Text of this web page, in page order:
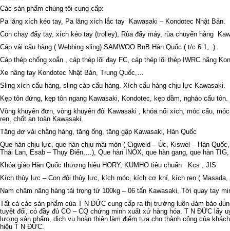
Các sản phẩm chúng tôi cung cấp:
Pa lăng xích kéo tay, Pa lăng xích lắc tay Kawasaki – Kondotec Nhật Bản.
Con chạy đẩy tay, xích kéo tay (trolley), Rùa đẩy máy, rùa chuyển hàng
Cáp vải cẩu hàng ( Webbing sling) SAMWOO BnB Hàn Quốc ( t/c 6:1,..).
Cáp thép chống xoắn , cáp thép lõi đay FC, cáp thép lõi thép IWRC hãng
Xe nâng tay Kondotec Nhật Bản, Trung Quốc,…
Sling xích cẩu hàng, sling cáp cẩu hàng. Xích cẩu hàng chịu lực Kawasaki.
Kẹp tôn đứng, kẹp tôn ngang Kawasaki, Kondotec, kẹp dầm, ngháo cẩu tôn.
Vòng khuyên đơn, vòng khuyên đôi Kawasaki , khóa nối xích, móc cẩu,
ren, chốt an toàn Kawasaki.
Tăng đơ vải chằng hàng, tăng ống, tăng gập Kawasaki, Hàn Quốc
Que hàn chịu lực, que hàn chịu mài mòn ( Cigweld – Úc, Kiswel – Hàn
Thái Lan, Esab – Thụy Điển,…), Que hàn INOX, que hàn gang, que hàn
Khóa giáo Hàn Quốc thương hiệu HORY, KUMHO tiêu chuẩn
Kcs , JIS
Kích thủy lực – Con đội thủy lưc, kích móc, kích cơ khí, kích ren (
Nam châm nâng hàng tải trọng từ 100kg – 06 tấn Kawasaki, Tời quay tay
Tất cả các sản phẩm của T N ĐỨC cung cấp ra thị trường luôn đảm bảo
tuyệt đối, có đầy đủ CO – CQ chứng minh xuất xứ hàng hóa. T N ĐỨC lấy
lượng sản phẩm, dịch vụ hoàn thiện làm điểm tựa cho thành công của
hiệu T N ĐỨC.